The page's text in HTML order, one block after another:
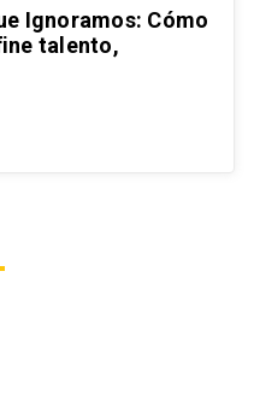
Ignoramos: Cómo
talento,